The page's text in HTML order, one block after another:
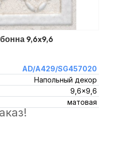
9,6x9,6
AD/A429/SG457020
Напольный декор
9,6x9,6
матовая